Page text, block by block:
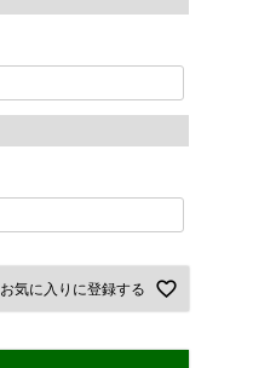
お気に入りに登録する